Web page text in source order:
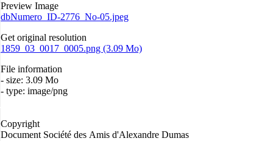
Preview Image
dbNumero_ID-2776_No-05.jpeg
Get original resolution
1859_03_0017_0005.png (3.09 Mo)
File information
- size: 3.09 Mo
- type: image/png
Copyright
Document Société des Amis d'Alexandre Dumas